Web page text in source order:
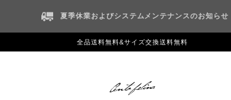
夏季休業およびシステムメンテナンスのお知らせ
全品送料無料&サイズ交換送料無料